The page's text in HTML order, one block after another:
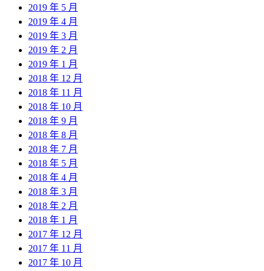
2019 年 5 月
2019 年 4 月
2019 年 3 月
2019 年 2 月
2019 年 1 月
2018 年 12 月
2018 年 11 月
2018 年 10 月
2018 年 9 月
2018 年 8 月
2018 年 7 月
2018 年 5 月
2018 年 4 月
2018 年 3 月
2018 年 2 月
2018 年 1 月
2017 年 12 月
2017 年 11 月
2017 年 10 月